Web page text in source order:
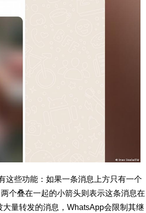
这些功能：如果一条消息上方只有一个
个叠在一起的小箭头则表示这条消息在
量转发的消息，WhatsApp会限制其继